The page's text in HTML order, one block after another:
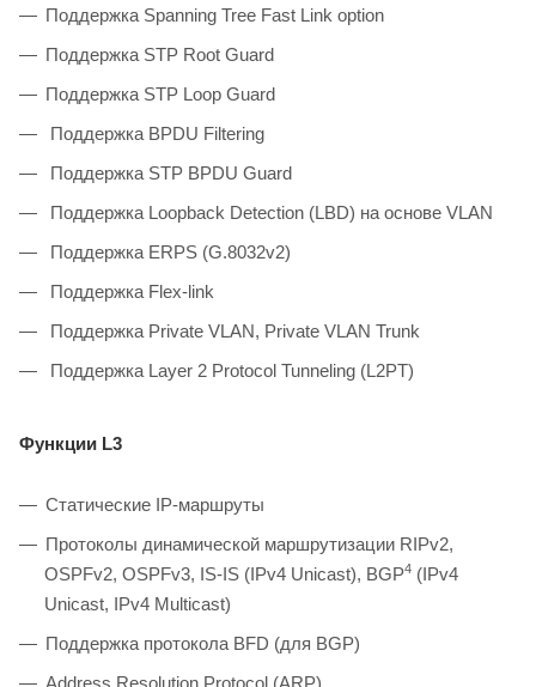
Поддержка Spanning Tree Fast Link option
Поддержка STP Root Guard
Поддержка STP Loop Guard
Поддержка BPDU Filtering
Поддержка STP BPDU Guard
Поддержка Loopback Detection (LBD) на основе VLAN
Поддержка ERPS (G.8032v2)
Поддержка Flex-link
Поддержка Private VLAN, Private VLAN Trunk
Поддержка Layer 2 Protocol Tunneling (L2PT)
Функции L3
Статические IP-маршруты
Протоколы динамической маршрутизации RIPv2,
OSPFv2, OSPFv3, IS-IS (IPv4 Unicast), BGP4 (IPv4
Unicast, IPv4 Multicast)
Поддержка протокола BFD (для BGP)
Address Resolution Protocol (ARP)